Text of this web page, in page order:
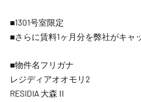
■1301号室限定
■さらに賃料1ヶ月分を弊社がキャ
■物件名フリガナ
レジディアオオモリ2
RESIDIA 大森Ⅱ